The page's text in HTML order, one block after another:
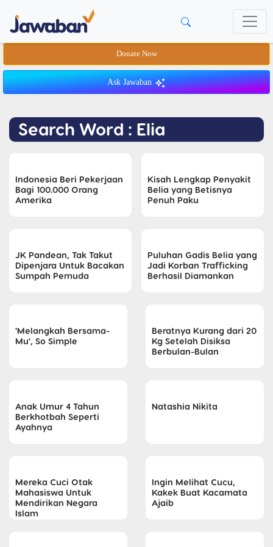
Donate Now
Ask Jawaban
Search Word : Elia
Indonesia Beri Pekerjaan
Bagi 100.000 Orang
Amerika
Kisah Lengkap Penyakit
Belia yang Betisnya
Penuh Paku
JK Pandean, Tak Takut
Dipenjara Untuk Bacakan
Sumpah Pemuda
Puluhan Gadis Belia yang
Jadi Korban Trafficking
Berhasil Diamankan
'Melangkah Bersama-
Mu', So Simple
Beratnya Kurang dari 20
Kg Setelah Disiksa
Berbulan-Bulan
Anak Umur 4 Tahun
Berkhotbah Seperti
Ayahnya
Natashia Nikita
Mereka Cuci Otak
Mahasiswa Untuk
Mendirikan Negara
Islam
Ingin Melihat Cucu,
Kakek Buat Kacamata
Ajaib